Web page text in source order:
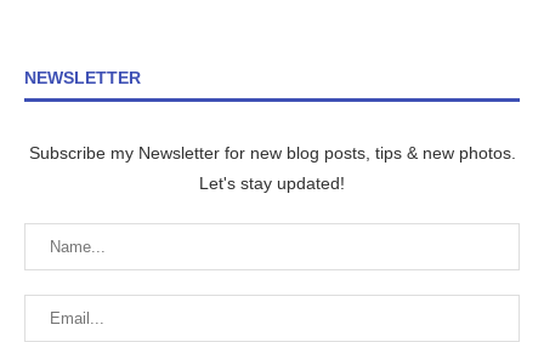
NEWSLETTER
Subscribe my Newsletter for new blog posts, tips & new photos.
Let's stay updated!